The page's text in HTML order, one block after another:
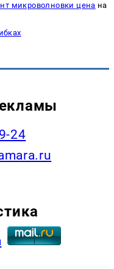
микроволновки цена на
24